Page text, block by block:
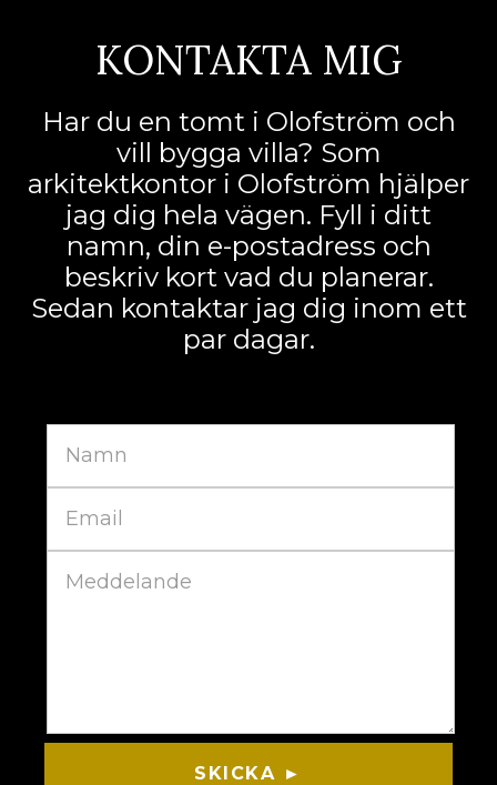
KONTAKTA MIG
Har du en tomt i Olofström och
vill bygga villa? Som
arkitektkontor i Olofström hjälper
jag dig hela vägen. Fyll i ditt
namn, din e-postadress och
beskriv kort vad du planerar.
Sedan kontaktar jag dig inom ett
par dagar.
SKICKA ►